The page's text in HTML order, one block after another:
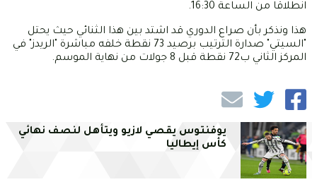
انطلاقا من الساعة 16:30.
هذا ونذكر بأن صراع الدوري قد اشتد بين هذا الثنائي حيث يحتل
"السيتي" صدارة الترتيب برصيد 73 نقطة خلفه مباشرة "الريدز" في
المركز الثاني ب72 نقطة قبل 8 جولات من نهاية الموسم.
يوفنتوس يقصي لازيو ويتأهل لنصف نهائي
كأس إيطاليا